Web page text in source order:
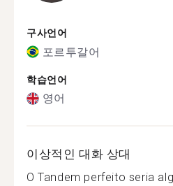
구사언어
포르투갈어
학습언어
영어
이상적인 대화 상대
O Tandem perfeito seria